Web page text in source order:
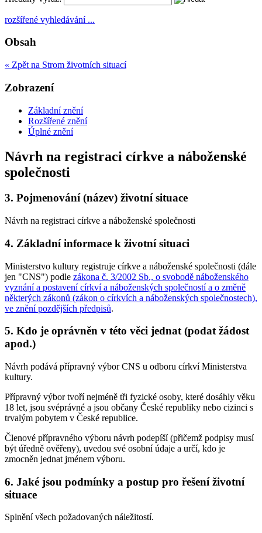
rozšířené vyhledávání ...
Obsah
« Zpět na Strom životních situací
Zobrazení
Základní znění
Rozšířené znění
Úplné znění
Návrh na registraci církve a náboženské
společnosti
3. Pojmenování (název) životní situace
Návrh na registraci církve a náboženské společnosti
4. Základní informace k životní situaci
Ministerstvo kultury registruje církve a náboženské společnosti (dále
jen "CNS") podle zákona č. 3/2002 Sb., o svobodě náboženského
vyznání a postavení církví a náboženských společností a o změně
některých zákonů (zákon o církvích a náboženských společnostech),
ve znění pozdějších předpisů.
5. Kdo je oprávněn v této věci jednat (podat žádost
apod.)
Návrh podává přípravný výbor CNS u odboru církví Ministerstva
kultury.
Přípravný výbor tvoří nejméně tři fyzické osoby, které dosáhly věku
18 let, jsou svéprávné a jsou občany České republiky nebo cizinci s
trvalým pobytem v České republice.
Členové přípravného výboru návrh podepíší (přičemž podpisy musí
být úředně ověřeny), uvedou své osobní údaje a určí, kdo je
zmocněn jednat jménem výboru.
6. Jaké jsou podmínky a postup pro řešení životní
situace
Splnění všech požadovaných náležitostí.